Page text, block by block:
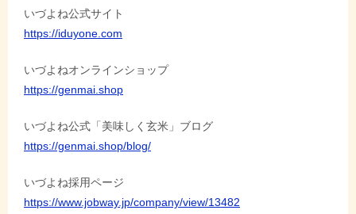
いづよね公式サイト
https://iduyone.com
いづよねオンラインショップ
https://genmai.shop
いづよね公式「美味しく玄米」ブログ
https://genmai.shop/blog/
いづよね採用ページ
https://www.jobway.jp/company/view/13482